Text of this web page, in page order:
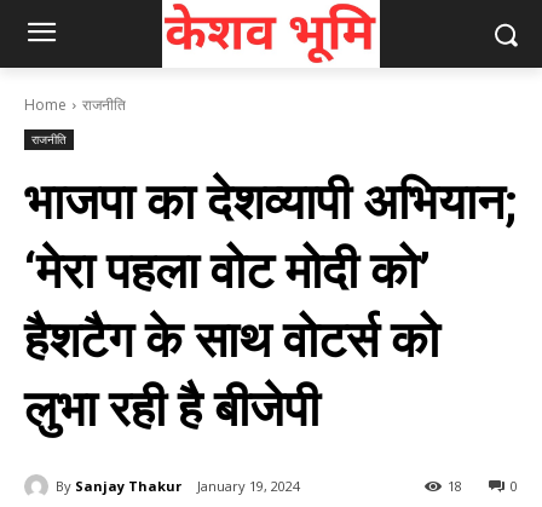
Home राजनीति
राजनीति
भाजपा का देशव्यापी अभियान;
‘मेरा पहला वोट मोदी को’
हैशटैग के साथ वोटर्स को
लुभा रही है बीजेपी
By Sanjay Thakur January 19, 2024 0
18